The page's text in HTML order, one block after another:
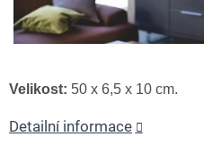
Velikost: 50 x 6,5 x 10 cm.
Detailní informace